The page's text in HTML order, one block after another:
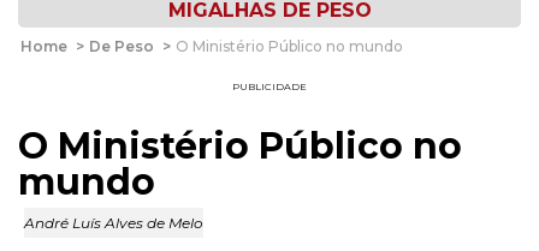
MIGALHAS DE PESO
Home > De Peso > O Ministério Público no mundo
PUBLICIDADE
O Ministério Público no
mundo
André Luís Alves de Melo